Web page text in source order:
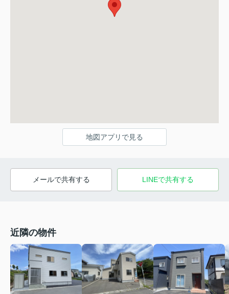
地図アプリで見る
メールで共有する LINEで共有する
近隣の物件